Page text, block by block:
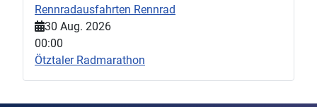
Rennradausfahrten Rennrad
30 Aug. 2026
00:00
Ötztaler Radmarathon